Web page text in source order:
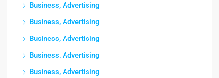
Business, Advertising
Business, Advertising
Business, Advertising
Business, Advertising
Business, Advertising